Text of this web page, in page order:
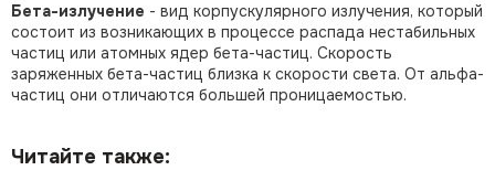
Бета-излучение - вид корпускулярного излучения, который
состоит из возникающих в процессе распада нестабильных
частиц или атомных ядер бета-частиц. Скорость
заряженных бета-частиц близка к скорости света. От альфа-
частиц они отличаются большей проницаемостью.
Читайте также: